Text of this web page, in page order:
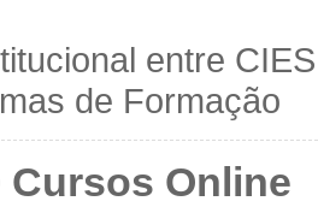
entre
de Formação
Cursos Online